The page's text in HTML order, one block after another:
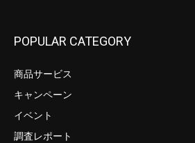
POPULAR CATEGORY
商品サービス
キャンペーン
イベント
調査レポート